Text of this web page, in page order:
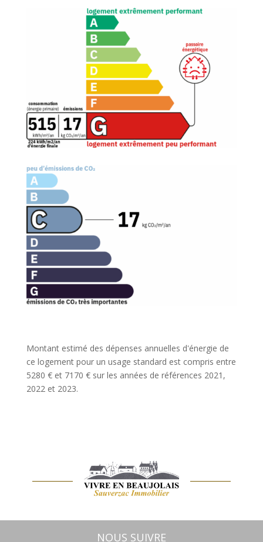
Montant estimé des dépenses annuelles d'énergie de
ce logement pour un usage standard est compris entre
5280 € et 7170 € sur les années de références 2021,
2022 et 2023.
NOUS SUIVRE